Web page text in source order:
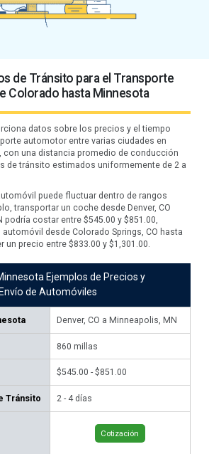
de Tránsito para el Transporte
Colorado hasta Minnesota
datos sobre los precios y el tiempo
automotor entre varias ciudades en
con una distancia promedio de conducción
de tránsito estimados uniformemente de 2 a
puede fluctuar dentro de rangos
transportar un coche desde Denver, CO
podría costar entre $545.00 y $851.00,
desde Colorado Springs, CO hasta
un precio entre $833.00 y $1,301.00.
Ejemplos de Precios y
de Automóviles
Tránsito
Denver, CO a Minneapolis, MN
860 millas
$545.00 - $851.00
2 - 4 días
Cotización